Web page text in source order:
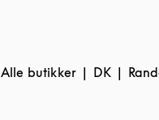
Alle butikker DK